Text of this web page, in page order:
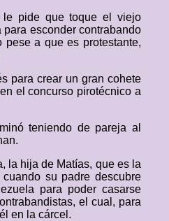
le pide que toque el viejo
esconder contrabando
a que es protestante,
para crear un gran cohete
el concurso pirotécnico a
teniendo de pareja al
la hija de Matías, que es la
su padre descubre
para poder casarse
el cual, para
en la cárcel.